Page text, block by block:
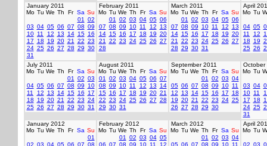
January 2011
Mo Tu We Th Fr Sa Su
01
02
03 04 05 06 07 08 09
10 11 12 13 14 15 16
17
18 19 20 21 22 23
24 25 26 27 28 29 30
31
February 2011
Mo Tu We Th Fr Sa Su
01
02 03 04 05 06
07 08 09 10 11 12
13
14 15 16 17 18 19 20
21
22 23 24 25 26 27
28
March 2011
Mo Tu We Th Fr Sa Su
01
02 03 04 05 06
07 08 09 10 11 12
13
14 15 16 17 18 19 20
21
22 23 24 25 26 27
28 29 30 31
April
Mo Tu
04 05
11
12
18
19
25 26
July 2011
Mo Tu We Th Fr Sa Su
01
02 03
04 05 06 07 08 09
10
11
12 13 14 15 16
17
18
19 20 21 22 23 24
25 26 27 28 29 30 31
August 2011
Mo Tu We Th Fr Sa Su
01
02 03 04 05 06 07
08 09 10 11 12 13
14
15 16 17 18 19 20 21
22 23 24 25 26 27 28
29 30 31
September 2011
Mo Tu We Th Fr Sa Su
01
02 03 04
05 06 07 08 09 10 11
12
13 14 15 16 17
18
19 20 21 22 23 24 25
26 27 28 29 30
October
Mo Tu
03 04
10 11
17
18
24 25
31
January 2012
Mo Tu We Th Fr Sa Su
01
02 03 04 05 06 07 08
February 2012
Mo Tu We Th Fr Sa Su
01
02 03 04 05
06 07 08 09 10 11
12
March 2012
Mo Tu We Th Fr Sa Su
01
02 03 04
05 06 07 08 09 10 11
April
Mo Tu
02 03